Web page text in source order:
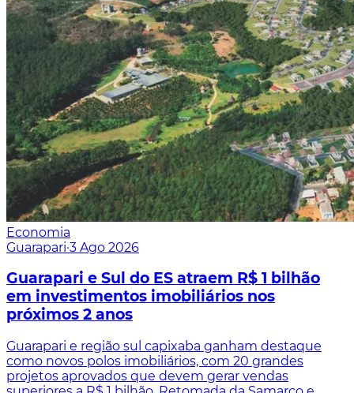
Economia
Guarapari·3 Ago 2026
Guarapari e Sul do ES atraem R$ 1 bilhão
em investimentos imobiliários nos
próximos 2 anos
Guarapari e região sul capixaba ganham destaque
como novos polos imobiliários, com 20 grandes
projetos aprovados que devem gerar vendas